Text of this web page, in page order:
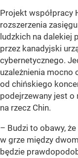
Projekt współpracy
rozszerzenia
ludzkich na dalekiej
przez kanadyjski
cybernetycznego.
uzależnienia mocno
od chińskiego
podejrzewany jest o
na rzecz Chin.
– Budzi to obawy,
w grze między
będzie